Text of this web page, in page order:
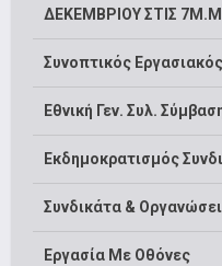
ΔΕΚΕΜΒΡΙΟΥ ΣΤΙΣ
Συνοπτικός
Εθνική Γεν. Συλ.
Εκδημοκρατισμός
Συνδικάτα &
Εργασία Με Οθόνες